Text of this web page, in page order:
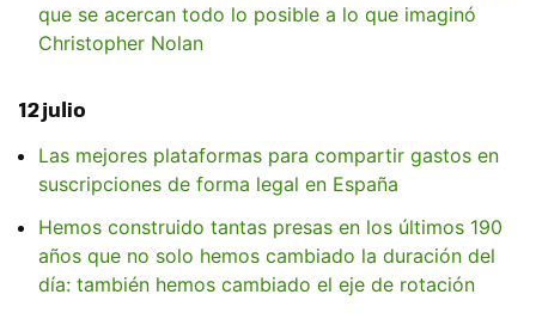
que se acercan todo lo posible a lo que imaginó
Christopher Nolan
12 julio
Las mejores plataformas para compartir gastos en
suscripciones de forma legal en España
Hemos construido tantas presas en los últimos 190
años que no solo hemos cambiado la duración del
día: también hemos cambiado el eje de rotación